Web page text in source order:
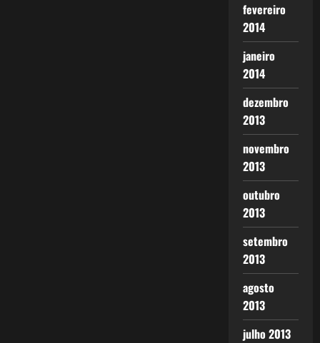
fevereiro
2014
janeiro
2014
dezembro
2013
novembro
2013
outubro
2013
setembro
2013
agosto
2013
julho 2013